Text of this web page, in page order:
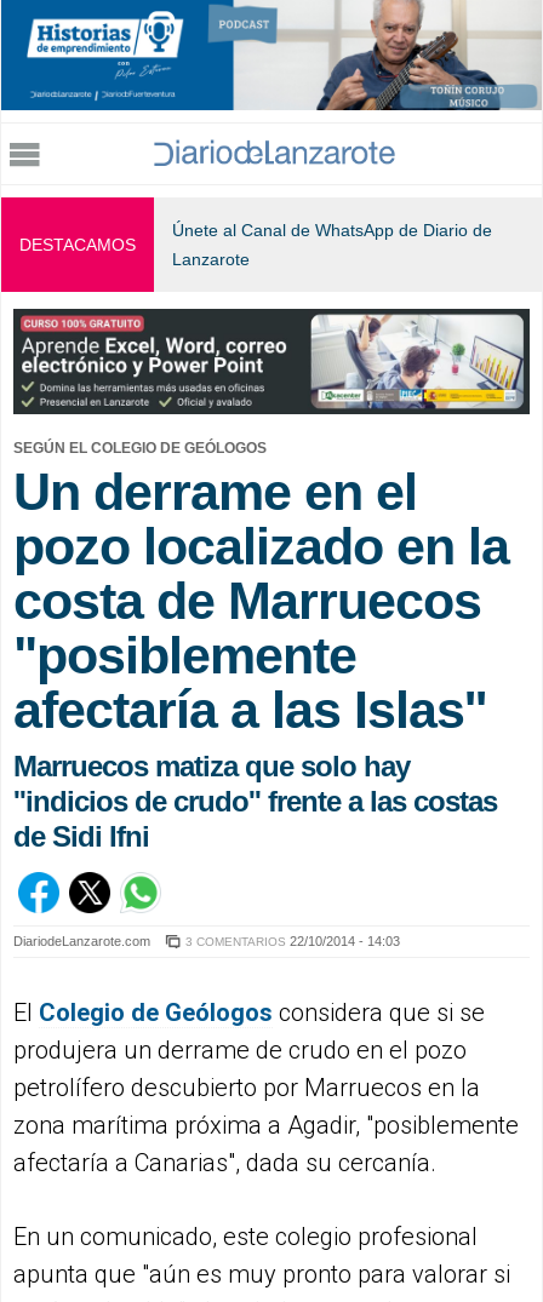
Jump to navigation
DESTACAMOS
Únete al Canal de WhatsApp de Diario de
Lanzarote
SEGÚN EL COLEGIO DE GEÓLOGOS
Un derrame en el
pozo localizado en la
costa de Marruecos
"posiblemente
afectaría a las Islas''
Marruecos matiza que solo hay
''indicios de crudo'' frente a las costas
de Sidi Ifni
DiariodeLanzarote.com 3 COMENTARIOS 22/10/2014 - 14:03
El Colegio de Geólogos considera que si se
produjera un derrame de crudo en el pozo
petrolífero descubierto por Marruecos en la
zona marítima próxima a Agadir, "posiblemente
afectaría a Canarias", dada su cercanía.
En un comunicado, este colegio profesional
apunta que "aún es muy pronto para valorar si